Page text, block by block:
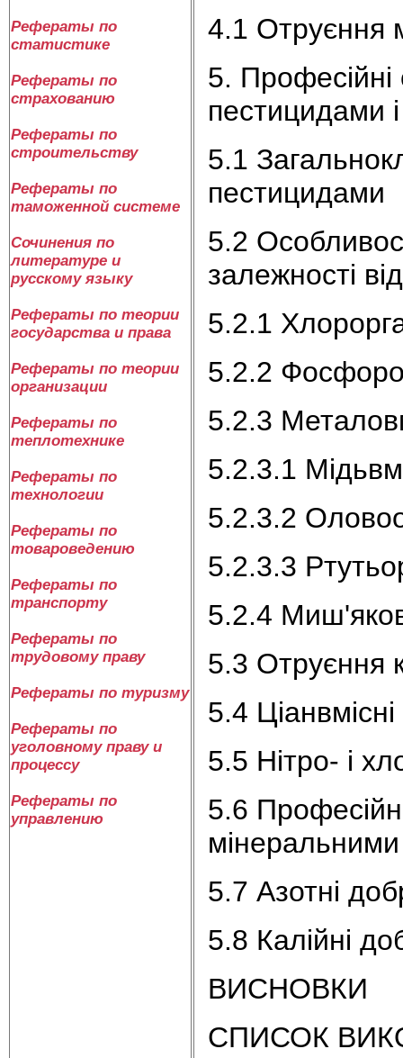
Рефераты по
статистике
Рефераты по
страхованию
Рефераты по
строительству
Рефераты по
таможенной системе
Сочинения по
литературе и
русскому языку
Рефераты по теории
государства и права
Рефераты по теории
организации
Рефераты по
теплотехнике
Рефераты по
технологии
Рефераты по
товароведению
Рефераты по
транспорту
Рефераты по
трудовому праву
Рефераты по туризму
Рефераты по
уголовному праву и
процессу
Рефераты по
управлению
4.1 Отруєння
5. Професійні
пестицидами
5.1
пестицидами
5.2
залежності
5.2.1
5.2.2
5.2.3
5.2.3.1
5.2.3.2
5.2.3.3
5.2.4
5.3 Отруєння
5.4
5.5 Нітро- і
5.6
5.7 Азотні
5.8 Калійні
ВИСНОВКИ
СПИСОК